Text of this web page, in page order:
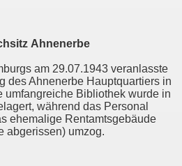
Ahnenerbe
am 29.07.1943 veranlasste
des Ahnenerbe Hauptquartiers in
umfangreiche Bibliothek wurde in
während das Personal
ehemalige Rentamtsgebäude
abgerissen) umzog.